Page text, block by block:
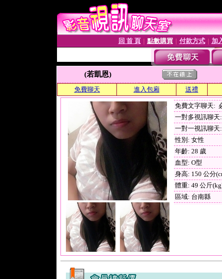
回 首 頁 點數購買│ 付款方式│ 加
(若凱恩)
免費聊天 進入包廂 送禮
免費文字聊天:
一對多視訊聊天
一對一視訊聊天
性別: 女性
年齡: 28 歲
血型: O型
身高: 150 公分
體重: 49 公斤
區域: 台南縣